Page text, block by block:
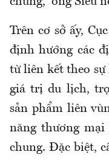
Trên cơ sở ấy,
định hướng các
từ liên kết theo
giá trị du lịch,
sản phẩm liên
năng thương mại
chung. Đặc biệt,